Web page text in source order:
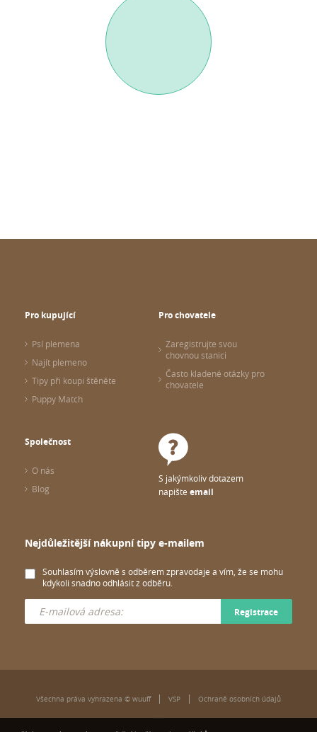
Pro kupující
Psí plemena
Najít plemeno
Tipy při koupi štěněte
Puppy Match
Pro chovatele
Zaregistrujte svou
chovnou stanici
Často kladené otázky pro
chovatele
Společnost
O nás
Blog
S jakýmkoliv dotazem
napište email
Nejdůležitější nákupní tipy e-mailem
Souhlasím výslovně s odběrem zpravodaje a vím, že se mohu
kdykoli snadno odhlásit z odběru.
Registrace
Všechna práva vyhrazena © wuuff VSP Ochraně osobních údajů